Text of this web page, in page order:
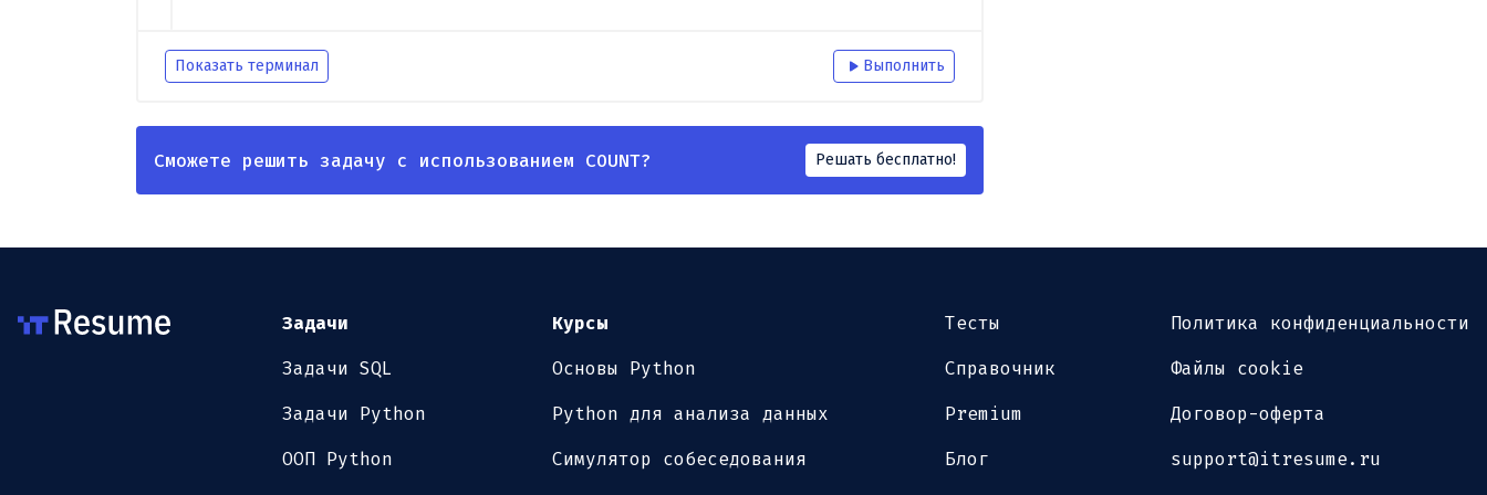
Показать терминал Выполнить
Сможете решить задачу с использованием COUNT? Решать бесплатно!
Задачи
Задачи SQL
Задачи Python
ООП Python
Курсы
Основы Python
Python для анализа данных
Симулятор собеседования
Тесты
Справочник
Premium
Блог
Политика конфиденциальности
Файлы cookie
Договор-оферта
support@itresume.ru